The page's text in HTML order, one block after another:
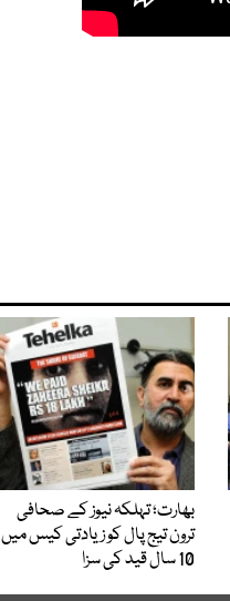
بھارت؛ تہلکہ نیوز کے صحافی
ترون تیج پال کو زیادتی کیس میں
10 سال قید کی سزا